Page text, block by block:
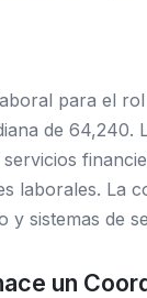
para el
de 64,240.
laborales. La
y sistemas de
un